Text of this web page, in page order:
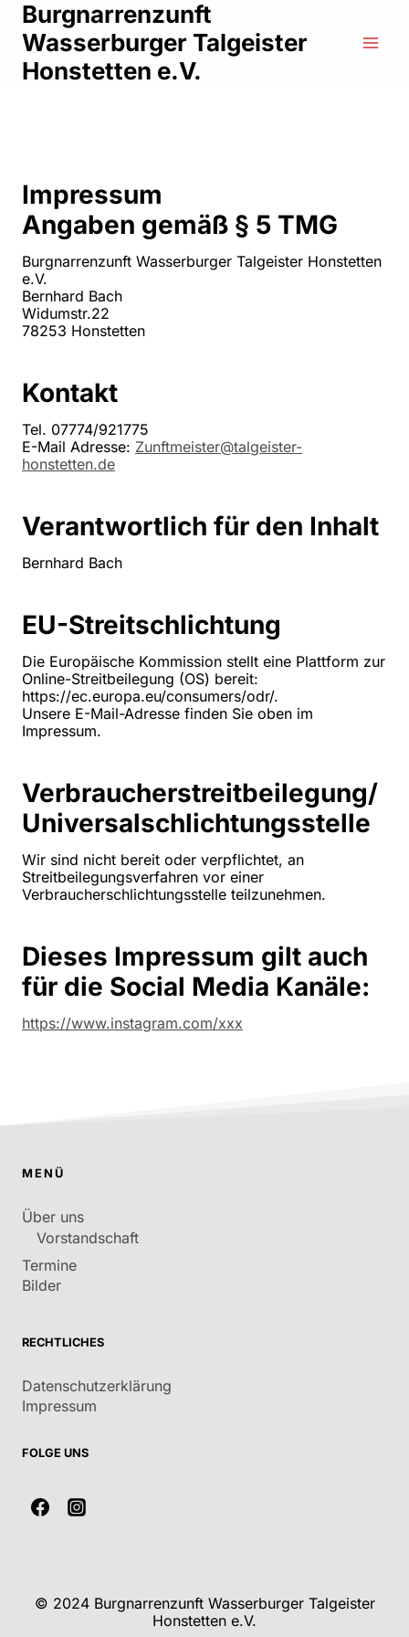
Zum
Inhalt
springen
Burgnarrenzunft
Wasserburger Talgeister
Honstetten e.V.
Impressum
Angaben gemäß § 5 TMG
Burgnarrenzunft Wasserburger Talgeister Honstetten
e.V.
Bernhard Bach
Widumstr.22
78253 Honstetten
Kontakt
Tel. 07774/921775
E-Mail Adresse: Zunftmeister@talgeister-
honstetten.de
Verantwortlich für den Inhalt
Bernhard Bach
EU-Streitschlichtung
Die Europäische Kommission stellt eine Plattform zur
Online-Streitbeilegung (OS) bereit:
https://ec.europa.eu/consumers/odr/.
Unsere E-Mail-Adresse finden Sie oben im
Impressum.
Verbraucherstreitbeilegung/
Universalschlichtungsstelle
Wir sind nicht bereit oder verpflichtet, an
Streitbeilegungsverfahren vor einer
Verbraucherschlichtungsstelle teilzunehmen.
Dieses Impressum gilt auch
für die Social Media Kanäle:
https://www.instagram.com/xxx
MENÜ
Über uns
Vorstandschaft
Termine
Bilder
RECHTLICHES
Datenschutzerklärung
Impressum
FOLGE UNS
© 2024 Burgnarrenzunft Wasserburger Talgeister
Honstetten e.V.